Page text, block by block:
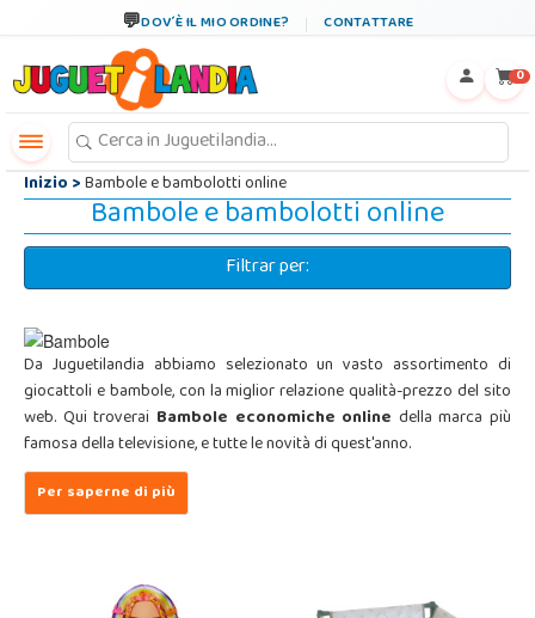
DOV´È IL MIO ORDINE? CONTATTARE
0
Inizio>Bambole e bambolotti online
Bambole e bambolotti online
Filtrar per:
Da Juguetilandia abbiamo selezionato un vasto assortimento di
giocattoli e bambole, con la miglior relazione qualità-prezzo del sito
web. Qui troverai Bambole economiche online della marca più
famosa della televisione, e tutte le novità di quest'anno.